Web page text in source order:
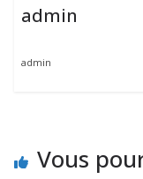
admin
admin
Vous